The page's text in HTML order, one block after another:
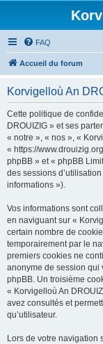
FAQ
Accueil du forum
Korvigelloù An
Cette politique de
DROUIZIG » et ses
« notre », « nos », «
« https://
phpBB » et « phpBB
des sessions
informations »).
Vos informations sont
en naviguant sur «
certain nombre de
temporairement par le
premiers cookies ne
anonyme de session qui
phpBB. Un troisième
« Korvigelloù An
avez consultés et
qu’utilisateur.
Lors de votre navigation